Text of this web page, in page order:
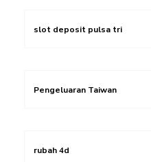
slot deposit pulsa tri
Pengeluaran Taiwan
rubah 4d